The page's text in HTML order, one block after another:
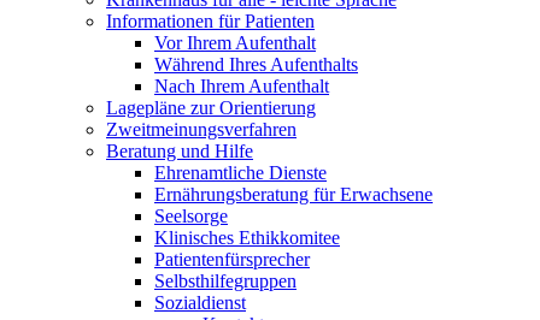
Informationen für Patienten
Vor Ihrem Aufenthalt
Während Ihres Aufenthalts
Nach Ihrem Aufenthalt
Lagepläne zur Orientierung
Zweitmeinungsverfahren
Beratung und Hilfe
Ehrenamtliche Dienste
Ernährungsberatung für Erwachsene
Seelsorge
Klinisches Ethikkomitee
Patientenfürsprecher
Selbsthilfegruppen
Sozialdienst